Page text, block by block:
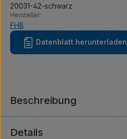
20031-42-schwarz
Hersteller:
FHB
Datenblatt herunterladen
Beschreibung
Details